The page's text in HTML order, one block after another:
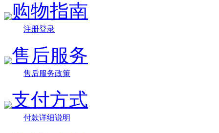
购物指南
注册登录
售后服务
售后服务政策
支付方式
付款详细说明